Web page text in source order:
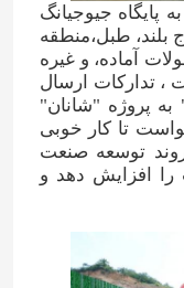
اول به پايگاه جيوجيانگ
طبل،منطقه
آماده، و غیره
، تدارکات ارسال
به پروژه "شانان"
تا کار خوبی
توسعه صنعت
را افزایش دهد و